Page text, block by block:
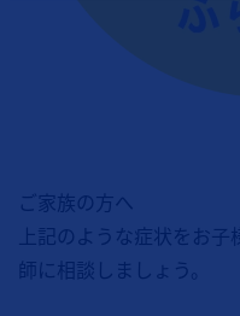
ご家族の方へ
上記のような症状をお
師に相談しましょう。